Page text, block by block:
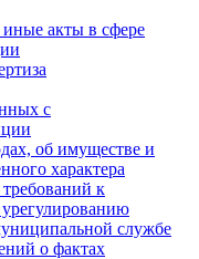
акты в сфере
с
об имуществе и
характера
к
службе
о фактах